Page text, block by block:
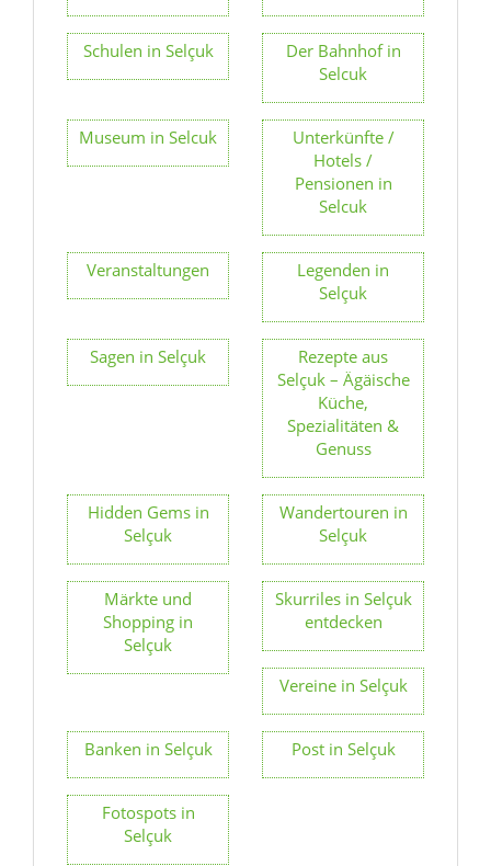
Museum in Selcuk
Unterkünfte /
Hotels /
Pensionen in
Legenden in
Selçuk
Rezepte aus
Selçuk – Ägäische
Küche,
Spezialitäten &
Genuss
Wandertouren in
Selçuk
Shopping in
Selçuk
Skurriles in Selçuk
entdecken
Vereine in Selçuk
Banken in Selçuk Post in Selçuk
Datenschutz Impressum